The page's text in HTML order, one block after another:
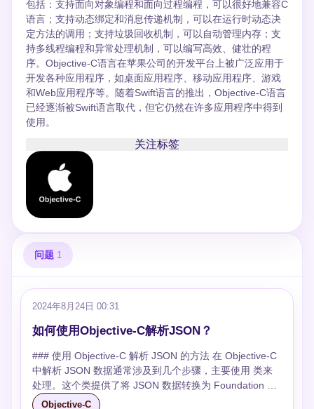
包括：支持面向对象编程和面向过程编程，可以很好地兼容C
语言；支持动态绑定和消息传递机制，可以在运行时动态决
定方法的调用；支持垃圾回收机制，可以自动管理内存；支
持多线程编程和异常处理机制，可以编写高效、健壮的程
序。Objective-C语言在苹果公司的开发平台上被广泛应用于
开发各种应用程序，如桌面应用程序、移动应用程序、游戏
和Web应用程序等。随着Swift语言的推出，Objective-C语言
已经逐渐被Swift语言取代，但它仍然在许多应用程序中得到
使用。
关注标签
问题 1
2024年8月24日 00:31
如何使用Objective-C解析JSON？
### 使用 Objective-C 解析 JSON 的方法 在 Objective-C
中解析 JSON 数据通常涉及到几个步骤，主要使用 类来
处理。这个类提供了将 JSON 数据转换为 Foundation 对
象（如 NSDictionary 和 NSArray）的方法，反之亦然。
Objective-C